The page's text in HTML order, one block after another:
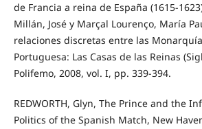
de Francia a reina de España (1615-
Millán, José y Marçal Lourenço, María
relaciones discretas entre las
Portuguesa: Las Casas de las Reinas
Polifemo, 2008, vol. I, pp. 339-394.
REDWORTH, Glyn, The Prince and the
Politics of the Spanish Match, New